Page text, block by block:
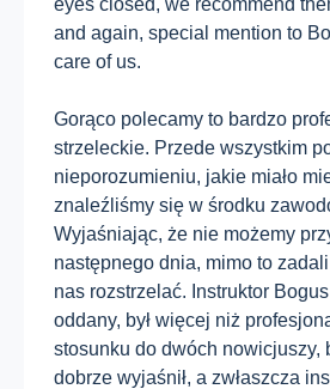
eyes closed, we recommend
and again, special mention to
care of us.
Gorąco polecamy to bardzo
strzeleckie. Przede wszystkim
nieporozumieniu, jakie miało
znaleźliśmy się w środku
Wyjaśniając, że nie możemy
następnego dnia, mimo to
nas rozstrzelać. Instruktor
oddany, był więcej niż
stosunku do dwóch nowicjuszy,
dobrze wyjaśnił, a zwłaszcza